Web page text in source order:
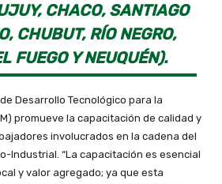
CHACO, SANTIAGO
CHUBUT, RÍO NEGRO,
FUEGO Y NEUQUÉN).
Desarrollo Tecnológico para la
promueve la capacitación de calidad y
involucrados en la cadena del
Industrial. “La capacitación es esencial
y valor agregado; ya que esta